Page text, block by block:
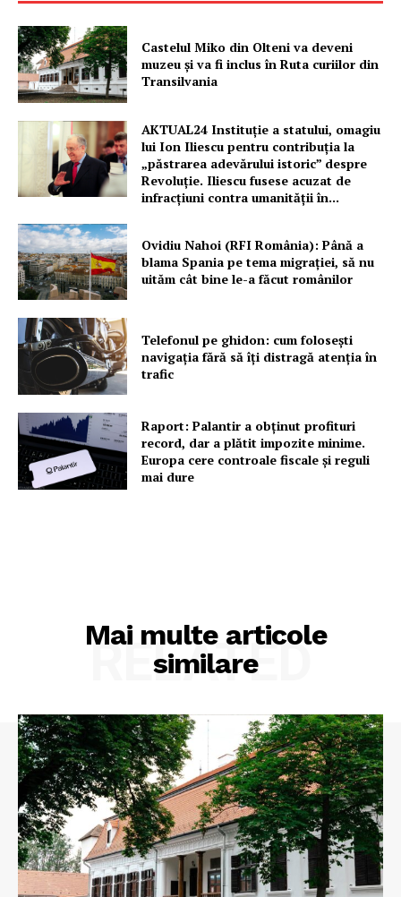
Rețea
Contact
Castelul Miko din Olteni va deveni
muzeu şi va fi inclus în Ruta curiilor din
Transilvania
AKTUAL24 Instituție a statului, omagiu
lui Ion Iliescu pentru contribuția la
„păstrarea adevărului istoric” despre
Revoluție. Iliescu fusese acuzat de
infracțiuni contra umanității în...
Ovidiu Nahoi (RFI România): Până a
blama Spania pe tema migrației, să nu
uităm cât bine le-a făcut românilor
Telefonul pe ghidon: cum folosești
navigația fără să îți distragă atenția în
trafic
Raport: Palantir a obținut profituri
record, dar a plătit impozite minime.
Europa cere controale fiscale și reguli
mai dure
Mai multe articole
similare
RELATED